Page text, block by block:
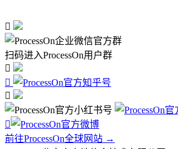

扫码进入ProcessOn用户群




前往ProcessOn全球网站 →